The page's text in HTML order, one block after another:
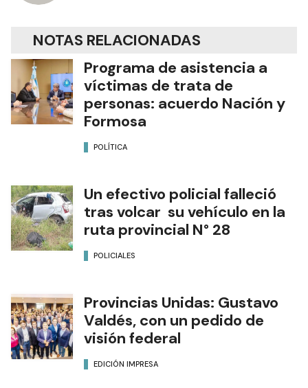
NOTAS RELACIONADAS
Programa de asistencia a
víctimas de trata de
personas: acuerdo Nación y
Formosa
POLÍTICA
Un efectivo policial falleció
tras volcar su vehículo en la
ruta provincial N° 28
POLICIALES
Provincias Unidas: Gustavo
Valdés, con un pedido de
visión federal
EDICIÓN IMPRESA